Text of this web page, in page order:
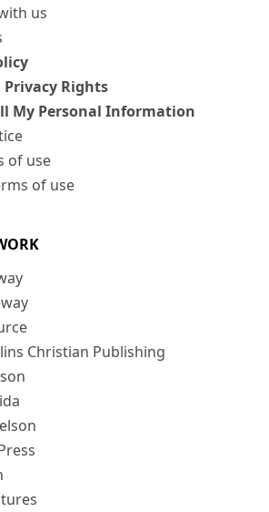
us
Rights
My Personal Information
of use
of use
Christian Publishing